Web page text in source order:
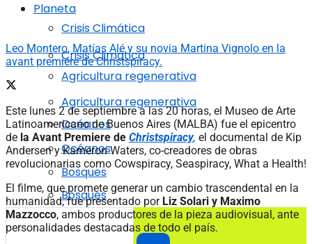
Crisis Climática
Agricultura regenerativa
Océanos
Bosques
Planeta
Crisis Climática
Agricultura regenerativa
Océanos
Bosques
Leo Montero, Matías Alé y su novia Martina Vignolo en la
avant premiere de Christspiracy.
Este lunes 2 de septiembre a las 20 horas, el Museo de Arte
Latinoamericano de Buenos Aires (MALBA) fue el epicentro
de la Avant Premiere de Christspiracy, el documental de Kip
Andersen y Kameron Waters, co-creadores de obras
revolucionarias como Cowspiracy, Seaspiracy, What a Health!
El filme, que promete generar un cambio trascendental en la
humanidad, fue presentado por Liz Solari y Maximo
Mazzocco, ambos productores de la pieza audiovisual, ante
personalidades destacadas de todo el país.